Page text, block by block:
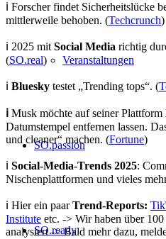
Veranstaltungen
SO.passion
SO.ready
ℹ️ Forscher findet Sicherheitslücke
mittlerweile behoben. (Techcrunch)
ℹ️ 2025 mit Social Media richtig
(SO.real)
ℹ️ Bluesky testet „Trending tops“. (
ℹ️ Musk möchte auf seiner Plattform
Datumstempel entfernen lassen.
und cleaner“ machen. (Fortune)
ℹ️ Social-Media-Trends 2025:
Nischenplattformen und vieles
ℹ️ Hier ein paarTrend-Reports:
Institute etc. -> Wir haben über
analysiert -> Bald mehr dazu,